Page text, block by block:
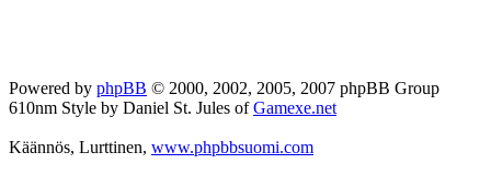
Powered by phpBB © 2000, 2002, 2005, 2007 phpBB Group
610nm Style by Daniel St. Jules ofGamexe.net
Käännös, Lurttinen, www.phpbbsuomi.com